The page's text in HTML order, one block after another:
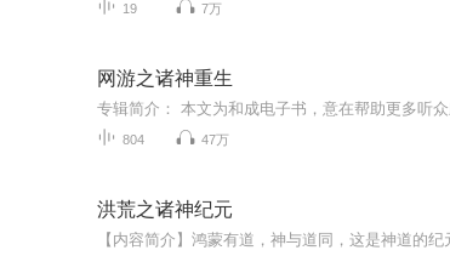
19 7万
网游之诸神重生
804 47万
洪荒之诸神纪元